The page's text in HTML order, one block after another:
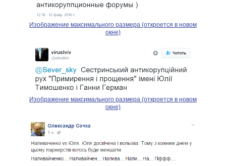
Изображение максимального размера (откроется в новом
окне)
Изображение максимального размера (откроется в новом
окне)